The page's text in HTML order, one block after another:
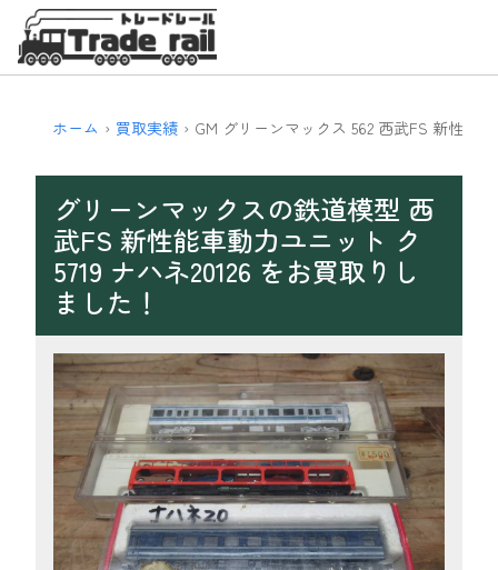
ホーム 買取実績 GM グリーンマックス 562 西武FS 新性能
グリーンマックスの鉄道模型 西
武FS 新性能車動力ユニット ク
5719 ナハネ20126 をお買取りし
ました！